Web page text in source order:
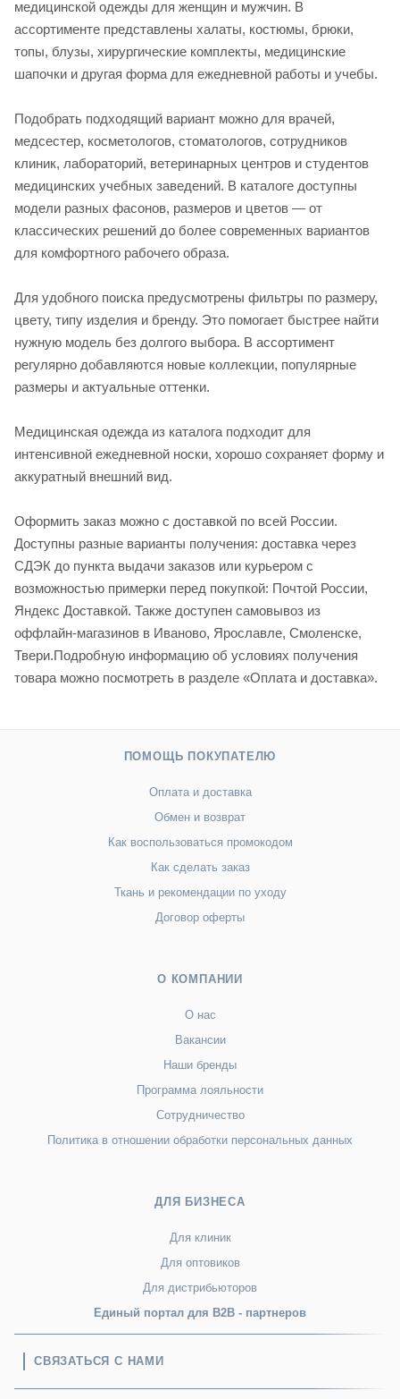
медицинской одежды для женщин и мужчин. В
ассортименте представлены халаты, костюмы, брюки,
топы, блузы, хирургические комплекты, медицинские
шапочки и другая форма для ежедневной работы и учебы.
Подобрать подходящий вариант можно для врачей,
медсестер, косметологов, стоматологов, сотрудников
клиник, лабораторий, ветеринарных центров и студентов
медицинских учебных заведений. В каталоге доступны
модели разных фасонов, размеров и цветов — от
классических решений до более современных вариантов
для комфортного рабочего образа.
Для удобного поиска предусмотрены фильтры по размеру,
цвету, типу изделия и бренду. Это помогает быстрее найти
нужную модель без долгого выбора. В ассортимент
регулярно добавляются новые коллекции, популярные
размеры и актуальные оттенки.
Медицинская одежда из каталога подходит для
интенсивной ежедневной носки, хорошо сохраняет форму и
аккуратный внешний вид.
Оформить заказ можно с доставкой по всей России.
Доступны разные варианты получения: доставка через
СДЭК до пункта выдачи заказов или курьером с
возможностью примерки перед покупкой: Почтой России,
Яндекс Доставкой. Также доступен самовывоз из
оффлайн-магазинов в Иваново, Ярославле, Смоленске,
Твери.Подробную информацию об условиях получения
товара можно посмотреть в разделе «Оплата и доставка».
ПОМОЩЬ ПОКУПАТЕЛЮ
Оплата и доставка
Обмен и возврат
Как воспользоваться промокодом
Как сделать заказ
Ткань и рекомендации по уходу
Договор оферты
О КОМПАНИИ
О нас
Вакансии
Наши бренды
Программа лояльности
Сотрудничество
Политика в отношении обработки персональных данных
ДЛЯ БИЗНЕСА
Для клиник
Для оптовиков
Для дистрибьюторов
Единый портал для B2B - партнеров
СВЯЗАТЬСЯ С НАМИ